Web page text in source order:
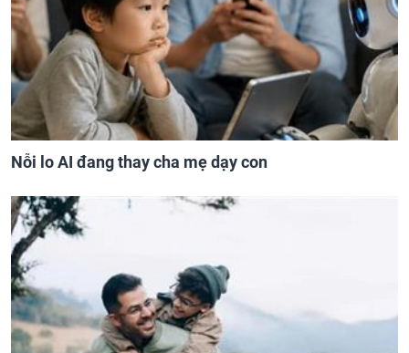
Nỗi lo AI đang thay cha mẹ dạy con